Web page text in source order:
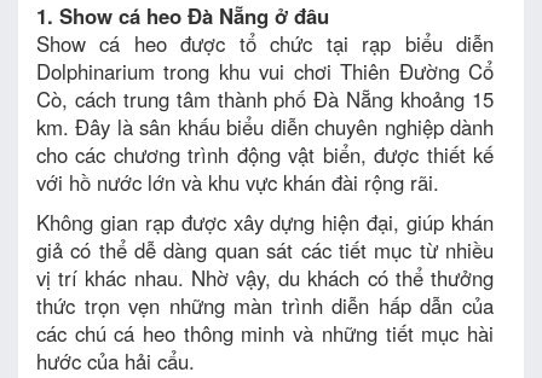
1. Show cá heo Đà Nẵng ở đâu
Show cá heo được tổ chức tại rạp biểu diễn
Dolphinarium trong khu vui chơi Thiên Đường Cổ
Cò, cách trung tâm thành phố Đà Nẵng khoảng 15
km. Đây là sân khấu biểu diễn chuyên nghiệp dành
cho các chương trình động vật biển, được thiết kế
với hồ nước lớn và khu vực khán đài rộng rãi.
Không gian rạp được xây dựng hiện đại, giúp khán
giả có thể dễ dàng quan sát các tiết mục từ nhiều
vị trí khác nhau. Nhờ vậy, du khách có thể thưởng
thức trọn vẹn những màn trình diễn hấp dẫn của
các chú cá heo thông minh và những tiết mục hài
hước của hải cẩu.